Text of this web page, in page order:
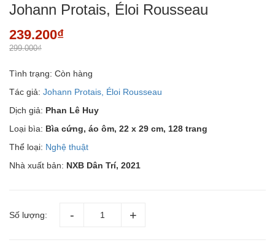
Johann Protais, Éloi Rousseau
239.200₫
299.000₫
Tình trạng: Còn hàng
Tác giả: Johann Protais, Éloi Rousseau
Dịch giả: Phan Lê Huy
Loại bìa: Bìa cứng, áo ôm, 22 x 29 cm, 128 trang
Thể loại: Nghệ thuật
Nhà xuất bản: NXB Dân Trí, 2021
Số lượng: